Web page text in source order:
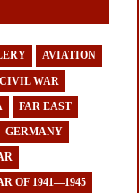
AVIATION
CIVIL WAR
FAR EAST
GERMANY
OF 1941—1945